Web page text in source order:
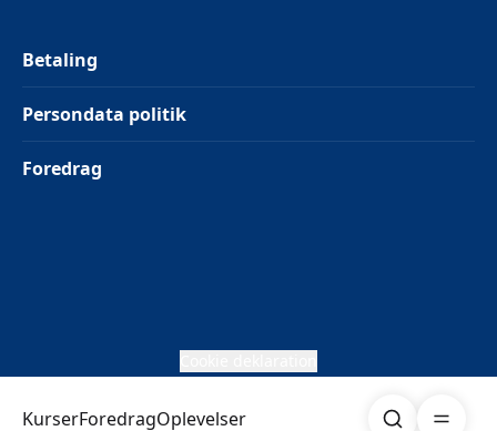
KurserForedragOplevelser Søg
Betaling
Persondata politik
Foredrag